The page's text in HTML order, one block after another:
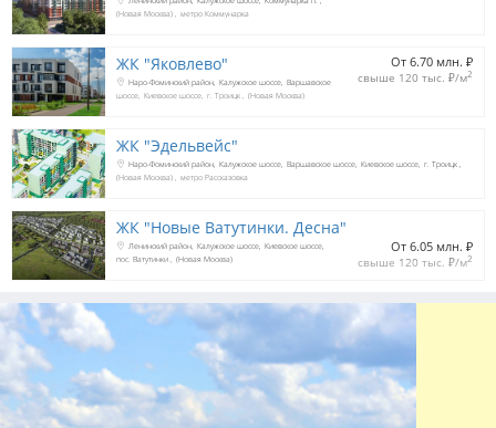
(Новая Москва)
метро Коммунарка
ЖК "Яковлево" От 6.70 млн. ₽
свыше 120 тыс. ₽/м2
Наро-Фоминский район Калужское шоссе Варшавское
шоссе Киевское шоссе г. Троицк (Новая Москва)
ЖК "Эдельвейс"
Наро-Фоминский район Калужское шоссе Варшавское шоссе Киевское шоссе г. Троицк
(Новая Москва)
метро Рассказовка
ЖК "Новые Ватутинки. Десна"
От 6.05 млн. ₽
свыше 120 тыс. ₽/м2
Ленинский район Калужское шоссе Киевское шоссе
пос. Ватутинки
(Новая Москва)